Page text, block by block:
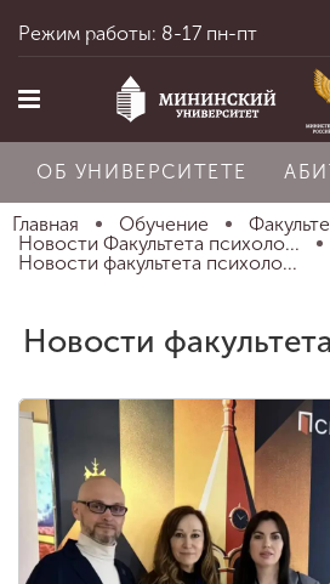
Абитуриенту
Обучение
Режим работы: 8-17 пн-пт
ОБ УНИВЕРСИТЕТЕ
Главная Обучение
Новости Факультета психоло...
Новости факультета психоло...
Новости